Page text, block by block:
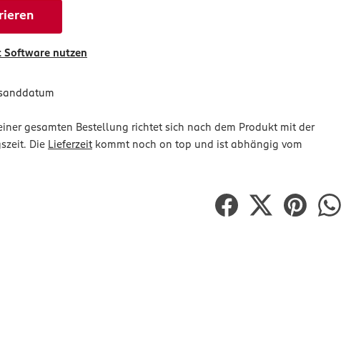
Software nutzen
gesamten Bestellung richtet sich nach dem Produkt mit der
Die Lieferzeit kommt noch on top und ist abhängig vom